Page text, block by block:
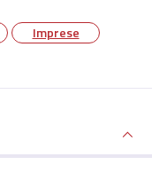
Imprese